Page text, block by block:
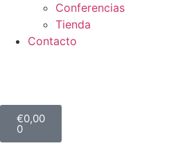
Conferencias
Tienda
Contacto
€0,00
0